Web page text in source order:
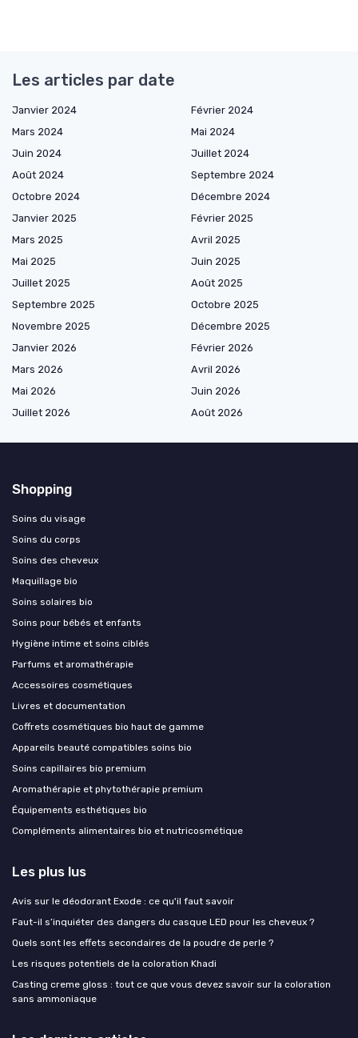
Les articles par date
Janvier 2024
Février 2024
Mars 2024
Mai 2024
Juin 2024
Juillet 2024
Août 2024
Septembre 2024
Octobre 2024
Décembre 2024
Janvier 2025
Février 2025
Mars 2025
Avril 2025
Mai 2025
Juin 2025
Juillet 2025
Août 2025
Septembre 2025
Octobre 2025
Novembre 2025
Décembre 2025
Janvier 2026
Février 2026
Mars 2026
Avril 2026
Mai 2026
Juin 2026
Juillet 2026
Août 2026
Shopping
Soins du visage
Soins du corps
Soins des cheveux
Maquillage bio
Soins solaires bio
Soins pour bébés et enfants
Hygiène intime et soins ciblés
Parfums et aromathérapie
Accessoires cosmétiques
Livres et documentation
Coffrets cosmétiques bio haut de gamme
Appareils beauté compatibles soins bio
Soins capillaires bio premium
Aromathérapie et phytothérapie premium
Équipements esthétiques bio
Compléments alimentaires bio et nutricosmétique
Les plus lus
Avis sur le déodorant Exode : ce qu'il faut savoir
Faut-il s’inquiéter des dangers du casque LED pour les cheveux ?
Quels sont les effets secondaires de la poudre de perle ?
Les risques potentiels de la coloration Khadi
Casting creme gloss : tout ce que vous devez savoir sur la coloration
sans ammoniaque